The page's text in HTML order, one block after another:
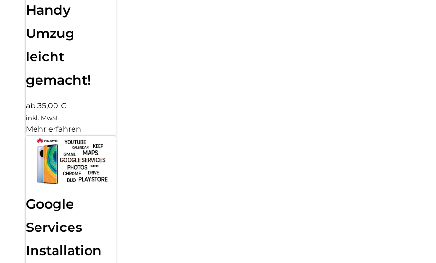
Handy
Umzug
leicht
gemacht!
ab 35,00 €
inkl. MwSt.
Mehr erfahren
Google
Services
Installation